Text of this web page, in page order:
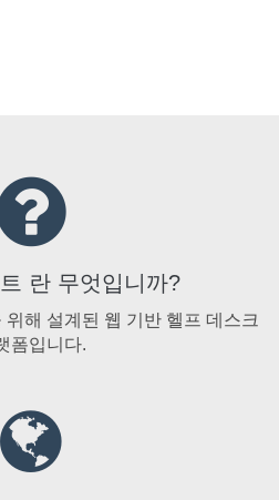
란 무엇입니까?
해 설계된 웹 기반 헬프 데스크
폼입니다.